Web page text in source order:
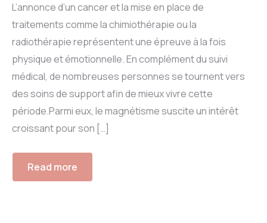
L’annonce d’un cancer et la mise en place de
traitements comme la chimiothérapie ou la
radiothérapie représentent une épreuve à la fois
physique et émotionnelle. En complément du suivi
médical, de nombreuses personnes se tournent vers
des soins de support afin de mieux vivre cette
période.Parmi eux, le magnétisme suscite un intérêt
croissant pour son […]
Read more